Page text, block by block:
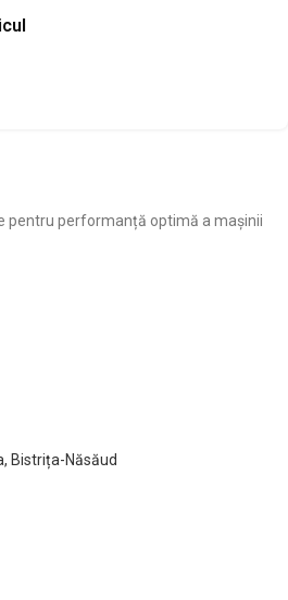
pentru performanță optimă a mașinii
Bistrița-Năsăud